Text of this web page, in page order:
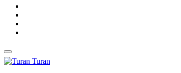
Turan